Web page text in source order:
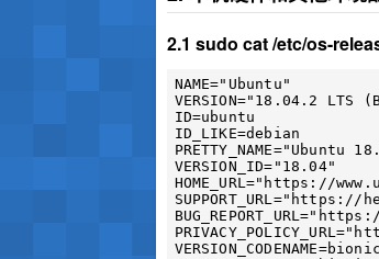
2.1 sudo cat /etc/os-
NAME="Ubuntu"
VERSION="18.04.2 LTS
ID=ubuntu
ID_LIKE=debian
PRETTY_NAME="Ubuntu
VERSION_ID="18.04"
HOME_URL="https://
VERSION_CODENAME=bionic